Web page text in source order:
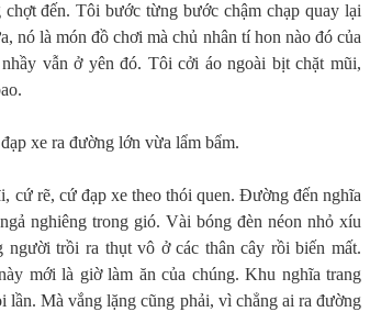
đến. Tôi bước từng bước chậm chạp quay lại
nó là món đồ chơi mà chủ nhân tí hon nào đó của
vẫn ở yên đó. Tôi cởi áo ngoài bịt chặt mũi,
xe ra đường lớn vừa lẩm bẩm.
cứ rẽ, cứ đạp xe theo thói quen. Đường đến nghĩa
nghiêng trong gió. Vài bóng đèn néon nhỏ xíu
trồi ra thụt vô ở các thân cây rồi biến mất.
mới là giờ làm ăn của chúng. Khu nghĩa trang
Mà vắng lặng cũng phải, vì chẳng ai ra đường